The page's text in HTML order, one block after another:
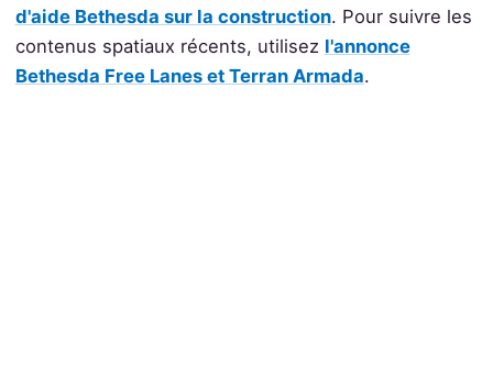
d'aide Bethesda sur la construction. Pour suivre les
contenus spatiaux récents, utilisez l'annonce
Bethesda Free Lanes et Terran Armada.